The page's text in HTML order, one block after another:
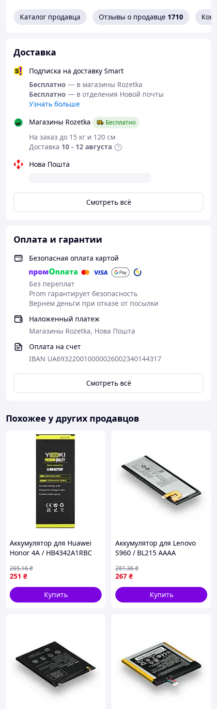
Каталог продавца Отзывы о продавце 1710
Доставка
Подписка на доставку Smart
Бесплатно — в магазины Rozetka
Бесплатно — в отделения Новой почты
Узнать больше
Магазины Rozetka
Бесплатно
На заказ до 15 кг и 120 см
Доставка 10 - 12 августа
Нова Пошта
Смотреть всё
Оплата и гарантии
Безопасная оплата картой
Без переплат
Prom гарантирует безопасность
Вернем деньги при отказе от посылки
Наложенный платеж
Магазины Rozetka, Нова Пошта
Оплата на счет
IBAN UA693220010000026002340144317
Смотреть всё
Похожее у других продавцов
Аккумулятор для Huawei
Honor 4A / HB4342A1RBC
251 ₴
265.16₴
Купить
Аккумулятор для Lenovo
S960 / BL215 AAAA
267 ₴
281.36₴
Купить